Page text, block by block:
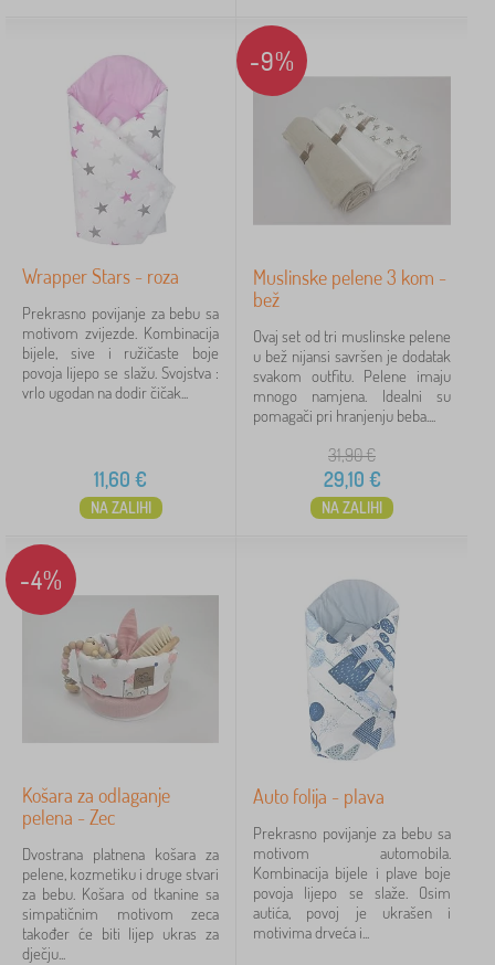
Wrapper Stars - roza
Prekrasno povijanje za bebu sa
motivom zvijezde. Kombinacija
bijele, sive i ružičaste boje
povoja lijepo se slažu. Svojstva :
vrlo ugodan na dodir čičak...
11,60 €
NA ZALIHI
-9%
Muslinske pelene 3 kom -
bež
Ovaj set od tri muslinske pelene
u bež nijansi savršen je dodatak
svakom outfitu. Pelene imaju
mnogo namjena. Idealni su
pomagači pri hranjenju beba....
31,90€
29,10 €
NA ZALIHI
-4%
Košara za odlaganje
pelena - Zec
Dvostrana platnena košara za
pelene, kozmetiku i druge stvari
za bebu. Košara od tkanine sa
simpatičnim motivom zeca
također će biti lijep ukras za
dječju...
Auto folija - plava
Prekrasno povijanje za bebu sa
motivom automobila.
Kombinacija bijele i plave boje
povoja lijepo se slaže. Osim
autića, povoj je ukrašen i
motivima drveća i...